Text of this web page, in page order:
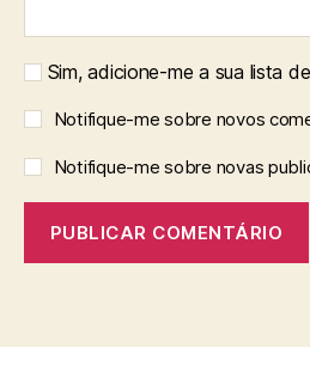
Sim, adicione-me a sua lista
Notifique-me sobre novos
Notifique-me sobre novas